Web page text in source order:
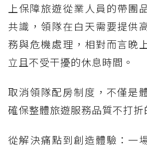
上保障旅遊從業人員的帶團
共識，領隊在白天需要提供
務與危機處理，相對而言晚
立且不受干擾的休息時間。
取消領隊配房制度，不僅是
確保整體旅遊服務品質不打折
從解決痛點到創造體驗：一